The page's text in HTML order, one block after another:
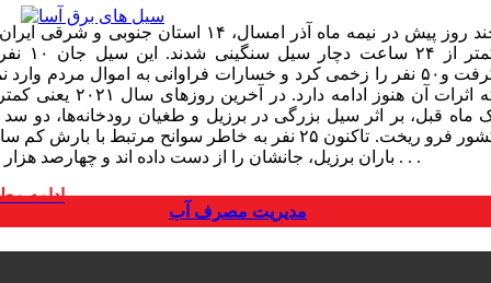
چند روز پیش در نیمه ماه آذر امسال، ۱۴ استان جنوبی و شرقی
کمتر از ۲۴ ساعت دچار
گرفت و۵۰ نفر را زخمی کرد و خسارات فراوانی به اموال مردم وارد
که اثرات آن هنوز ادامه دارد. در آخرین روزهای
ماه قبل، بر اثر سیل بزرگی در برزیل و طغیان رودخانه‌ها، دو سد
کشور فرو ریخت. تاکنون ۲۵ نفر به خاطر سوانح مرتبط با بارش کم
باران برزیل، جانشان را از دست داده اند و چهارصد هزار نفر . . .
ادامه
مدیریت مصرف آب